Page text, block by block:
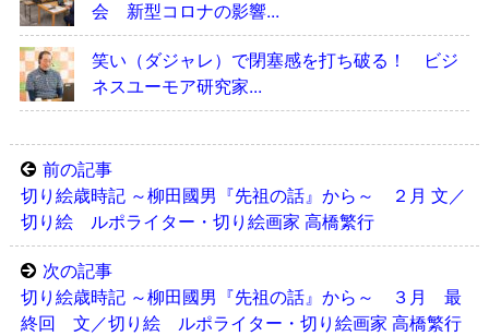
会 新型コロナの影響...
笑い（ダジャレ）で閉塞感を打ち破る！ ビジ
ネスユーモア研究家...
前の記事
切り絵歳時記 ～柳田國男『先祖の話』から～ ２月 文／
切り絵 ルポライター・切り絵画家 高橋繁行
次の記事
切り絵歳時記 ～柳田國男『先祖の話』から～ ３月 最
終回 文／切り絵 ルポライター・切り絵画家 高橋繁行